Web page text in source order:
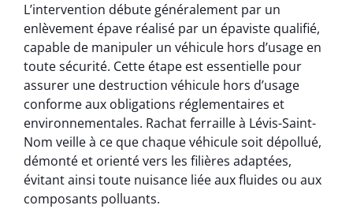
L’intervention débute généralement par un
enlèvement épave réalisé par un épaviste qualifié,
capable de manipuler un véhicule hors d’usage en
toute sécurité. Cette étape est essentielle pour
assurer une destruction véhicule hors d’usage
conforme aux obligations réglementaires et
environnementales. Rachat ferraille à Lévis-Saint-
Nom veille à ce que chaque véhicule soit dépollué,
démonté et orienté vers les filières adaptées,
évitant ainsi toute nuisance liée aux fluides ou aux
composants polluants.